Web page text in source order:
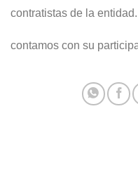
contratistas de la entidad.
contamos con su